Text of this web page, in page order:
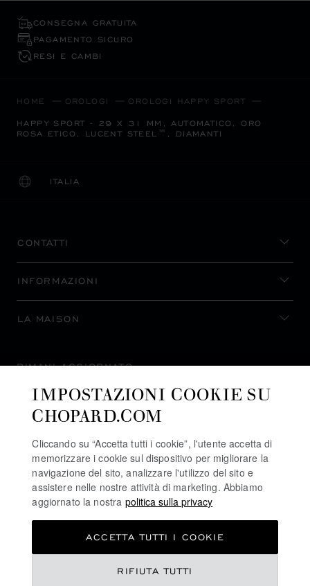
CONSEGNA GRATUITA
PAGAMENTO SICURO
RESI E CAMBI
HOME OROLOGI OROLOGI HAPPY SPORT
HAPPY SPORT - 29 X 31 MM, AUTOMATICO, ORO
ROSA ETICO, LUCENT STEEL™, DIAMANTI
ITALIA
LOCALIZZAZIONE (CAMBIA PAESE)
CAMBIA PAESE
CONTATTI
INFORMAZIONI
LA MAISON
RIMANI AGGIORNATO
ISCRIVITI ALLA NEWSLETTER
POLITICA SUI COOKIE
IMPOSTAZIONI COOKIE SU
CHOPARD.COM
Cliccando su “Accetta tutti i cookie”, l'utente accetta di
memorizzare i cookie sul dispositivo per migliorare la
navigazione del sito, analizzare l'utilizzo del sito e
assistere nelle nostre attività di marketing. Abbiamo
aggiornato la nostra politica sulla privacy
RIFIUTA TUTTI
ACCETTA TUTTI I COOKIE